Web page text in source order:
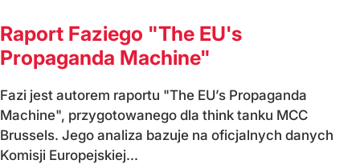
Raport Faziego "The EU's
Propaganda Machine"
Fazi jest autorem raportu "The EU’s Propaganda
Machine", przygotowanego dla think tanku MCC
Brussels. Jego analiza bazuje na oficjalnych danych
Komisji Europejskiej...